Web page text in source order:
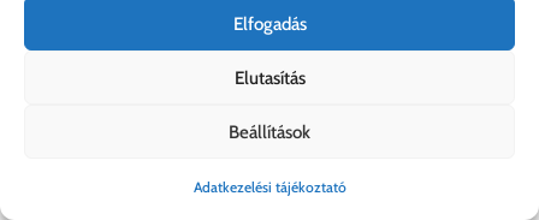
Elfogadás
Elutasítás
Beállítások
Adatkezelési tájékoztató
Kovács András e.v. | 57357889-1-33